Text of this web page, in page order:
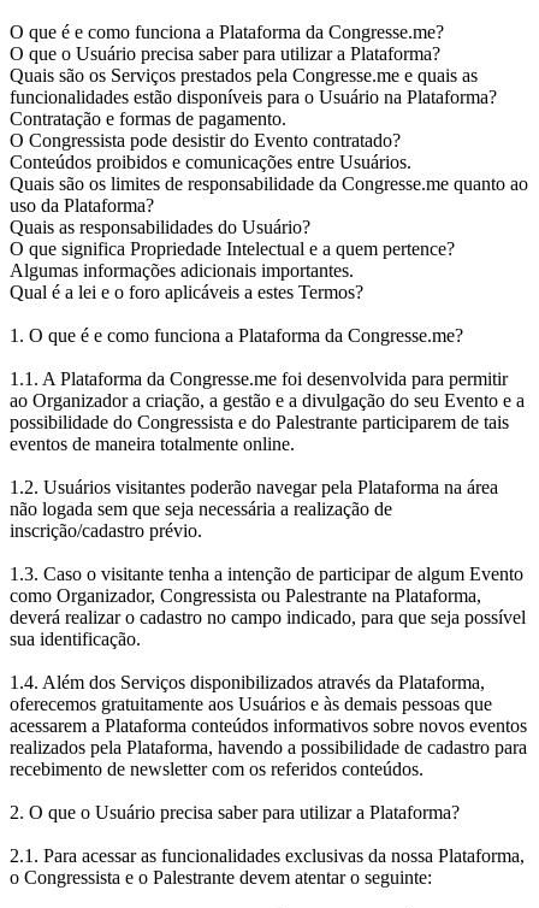
O que é e como funciona a Plataforma da Congresse.me?
O que o Usuário precisa saber para utilizar a Plataforma?
Quais são os Serviços prestados pela Congresse.me e quais as
funcionalidades estão disponíveis para o Usuário na Plataforma?
Contratação e formas de pagamento.
O Congressista pode desistir do Evento contratado?
Conteúdos proibidos e comunicações entre Usuários.
Quais são os limites de responsabilidade da Congresse.me quanto ao
uso da Plataforma?
Quais as responsabilidades do Usuário?
O que significa Propriedade Intelectual e a quem pertence?
Algumas informações adicionais importantes.
Qual é a lei e o foro aplicáveis a estes Termos?
1. O que é e como funciona a Plataforma da Congresse.me?
1.1. A Plataforma da Congresse.me foi desenvolvida para permitir
ao Organizador a criação, a gestão e a divulgação do seu Evento e a
possibilidade do Congressista e do Palestrante participarem de tais
eventos de maneira totalmente online.
1.2. Usuários visitantes poderão navegar pela Plataforma na área
não logada sem que seja necessária a realização de
inscrição/cadastro prévio.
1.3. Caso o visitante tenha a intenção de participar de algum Evento
como Organizador, Congressista ou Palestrante na Plataforma,
deverá realizar o cadastro no campo indicado, para que seja possível
sua identificação.
1.4. Além dos Serviços disponibilizados através da Plataforma,
oferecemos gratuitamente aos Usuários e às demais pessoas que
acessarem a Plataforma conteúdos informativos sobre novos eventos
realizados pela Plataforma, havendo a possibilidade de cadastro para
recebimento de newsletter com os referidos conteúdos.
2. O que o Usuário precisa saber para utilizar a Plataforma?
2.1. Para acessar as funcionalidades exclusivas da nossa Plataforma,
o Congressista e o Palestrante devem atentar o seguinte: